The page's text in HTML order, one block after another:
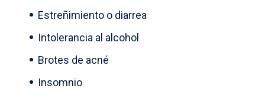
Estreñimiento o diarrea
Intolerancia al alcohol
Brotes de acné
Insomnio